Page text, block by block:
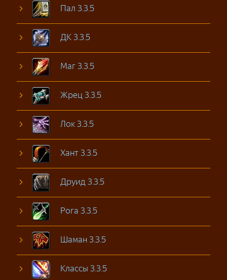
Пал 3.3.5
ДК 3.3.5
Маг 3.3.5
Жрец 3.3.5
Лок 3.3.5
Хант 3.3.5
Друид 3.3.5
Рога 3.3.5
Шаман 3.3.5
Классы 3.3.5